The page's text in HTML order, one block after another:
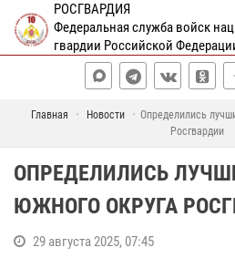
РОСГВАРДИЯ
Федеральная служба войск
гвардии Российской
Главная Новости
Определились
Росгвардии
ОПРЕДЕЛИЛИСЬ
ЮЖНОГО ОКРУГА
29 августа 2025, 07:45